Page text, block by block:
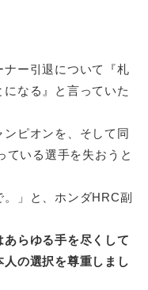
ー引退について『札
なる』と言っていた
ピオンを、そして同
ている選手を失おうと
。」と、ホンダHRC副
らゆる手を尽くして
の選択を尊重しまし